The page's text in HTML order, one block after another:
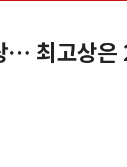
… 최고상은